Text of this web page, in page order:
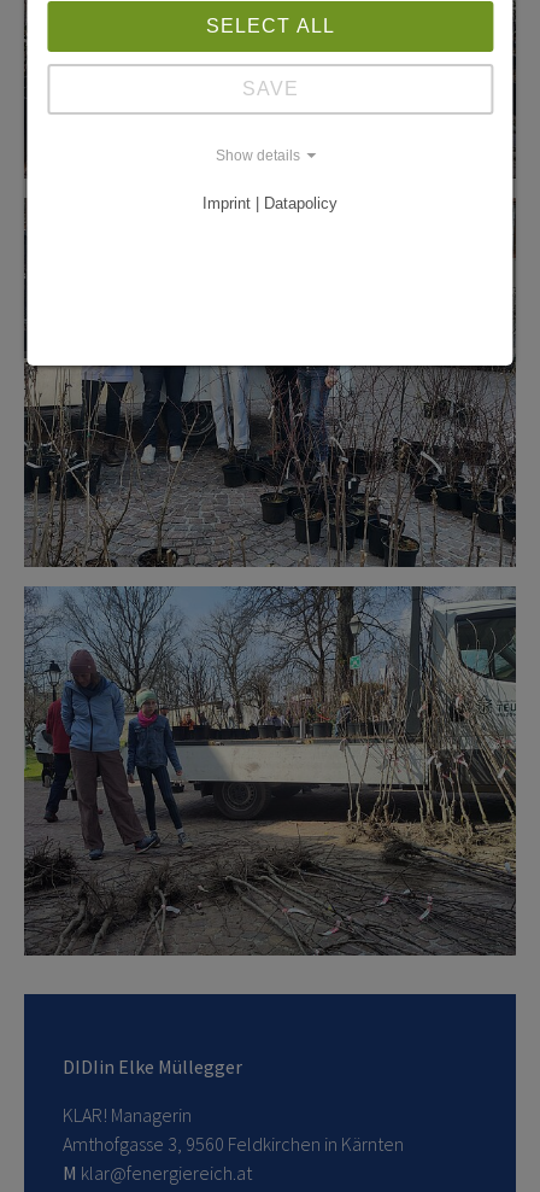
DIDIin Elke Müllegger
KLAR! Managerin
Amthofgasse 3, 9560 Feldkirchen in Kärnten
M klar@fenergiereich.at
SELECT ALL
SAVE
Show details
Imprint | Datapolicy